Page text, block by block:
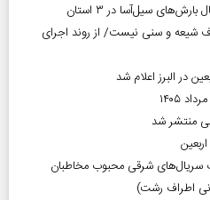
شیعه و سنی نیست/ از روند اجرای
در البرز اعلام شد
منتشر شد
سریال‌های شرقی محبوب مخاطبان
اطراف رشت)